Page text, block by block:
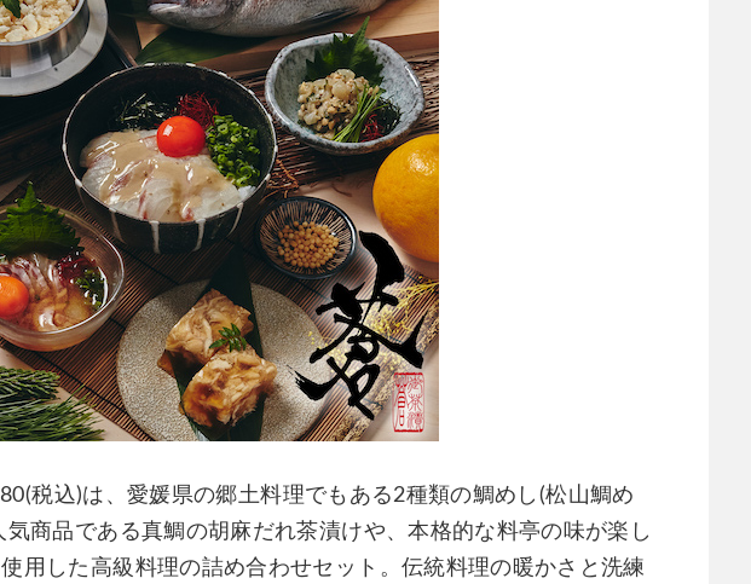
税込)は、愛媛県の郷土料理でもある2種類の鯛めし(松山鯛め
商品である真鯛の胡麻だれ茶漬けや、本格的な料亭の味が楽し
用した高級料理の詰め合わせセット。伝統料理の暖かさと洗練